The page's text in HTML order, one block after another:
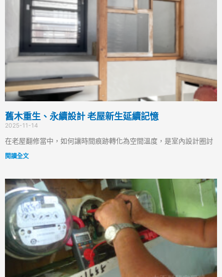
舊木重生、永續設計 老屋新生延續記憶
2025-11-14
在老屋翻修當中，如何讓時間痕跡轉化為空間溫度，是室內設計圈討
閱讀全文